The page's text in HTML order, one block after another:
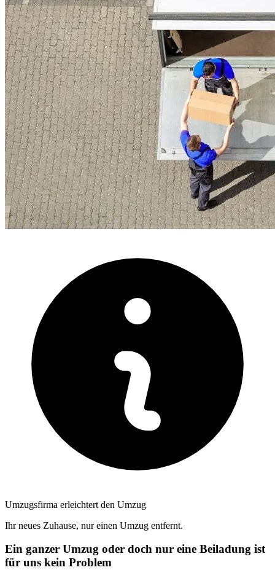
Umzugsfirma erleichtert den Umzug
Ihr neues Zuhause, nur einen Umzug entfernt.
Ein ganzer Umzug oder doch nur eine Beiladung ist
für uns kein Problem